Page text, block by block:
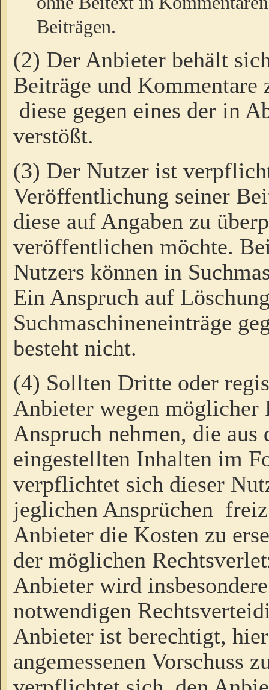
Beiträgen.
(2) Der Anbieter behält
Beiträge und Kommentare
diese gegen eines der in
verstößt.
(3) Der Nutzer ist
Veröffentlichung seiner
diese auf Angaben zu
veröffentlichen möchte.
Nutzers können in
Ein Anspruch auf
Suchmaschineneinträge
besteht nicht.
(4) Sollten Dritte oder
Anbieter wegen möglicher
Anspruch nehmen, die
eingestellten Inhalten im
verpflichtet sich dieser
jeglichen Ansprüchen
Anbieter die Kosten zu
der möglichen
Anbieter wird
notwendigen
Anbieter ist berechtigt,
angemessenen Vorschuss